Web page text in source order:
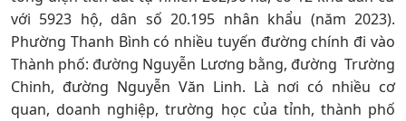
với 5923 hộ, dân số 20.195 nhân khẩu (năm 2023).
Phường Thanh Bình có nhiều tuyến đường chính đi vào
Thành phố: đường Nguyễn Lương bằng, đường Trường
Chinh, đường Nguyễn Văn Linh. Là nơi có nhiều cơ
quan, doanh nghiệp, trường học của tỉnh, thành phố